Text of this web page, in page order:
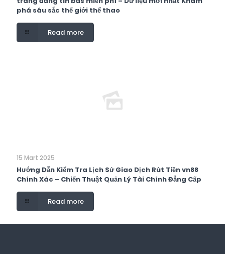
phá sâu sắc thế giới thể thao
Read more
15 Mart 2025
Hướng Dẫn Kiểm Tra Lịch Sử Giao Dịch Rút Tiền vn88
Chính Xác – Chiến Thuật Quản Lý Tài Chính Đẳng Cấp
Read more